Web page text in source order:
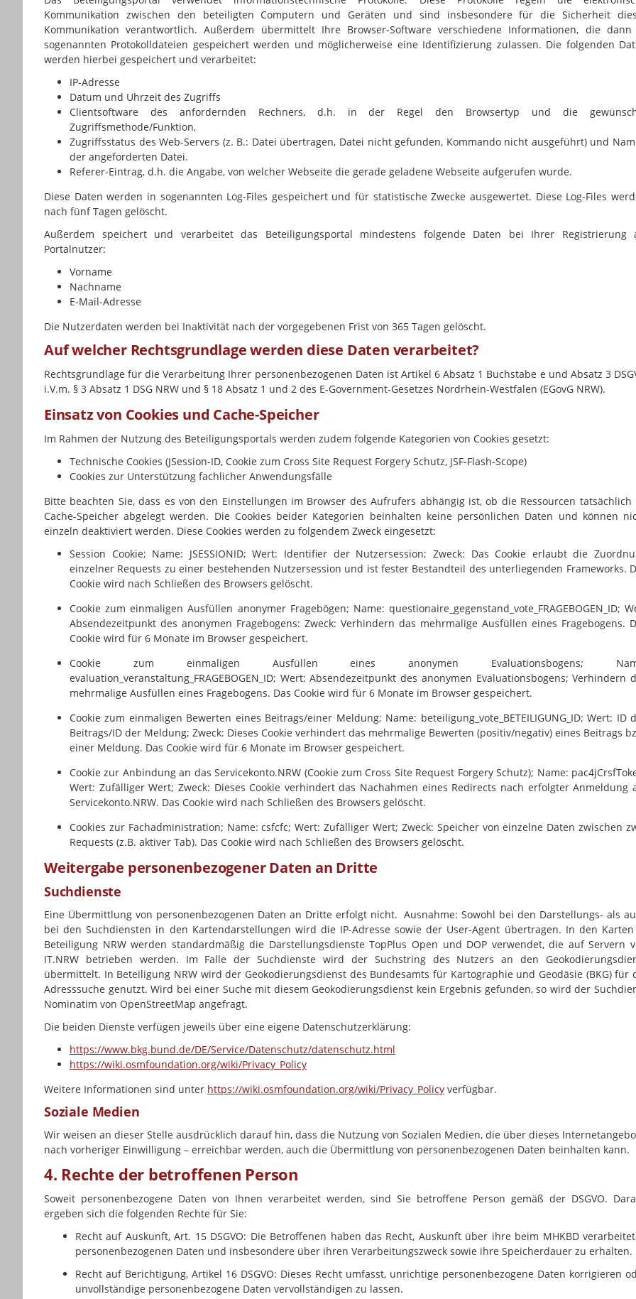
Kommunikation zwischen den beteiligten Computern und Geräten und sind insbesondere für die Sicherheit
Kommunikation verantwortlich. Außerdem übermittelt Ihre Browser-Software verschiedene Informationen, die dann
sogenannten Protokolldateien gespeichert werden und möglicherweise eine Identifizierung zulassen. Die folgenden
werden hierbei gespeichert und verarbeitet:
IP-Adresse
Datum und Uhrzeit des Zugriffs
Clientsoftware des anfordernden Rechners, d.h. in der Regel den Browsertyp und die
Zugriffsmethode/Funktion,
Zugriffsstatus des Web-Servers (z. B.: Datei übertragen, Datei nicht gefunden, Kommando nicht ausgeführt) und
der angeforderten Datei.
Referer-Eintrag, d.h. die Angabe, von welcher Webseite die gerade geladene Webseite aufgerufen wurde.
Diese Daten werden in sogenannten Log-Files gespeichert und für statistische Zwecke ausgewertet. Diese Log-Files
nach fünf Tagen gelöscht.
Außerdem speichert und verarbeitet das Beteiligungsportal mindestens folgende Daten bei Ihrer Registrierung
Portalnutzer:
Vorname
Nachname
E-Mail-Adresse
Die Nutzerdaten werden bei Inaktivität nach der vorgegebenen Frist von 365 Tagen gelöscht.
Auf welcher Rechtsgrundlage werden diese Daten verarbeitet?
Rechtsgrundlage für die Verarbeitung Ihrer personenbezogenen Daten ist Artikel 6 Absatz 1 Buchstabe e und Absatz 3
i.V.m. § 3 Absatz 1 DSG NRW und § 18 Absatz 1 und 2 des E-Government-Gesetzes Nordrhein-Westfalen (EGovG NRW).
Einsatz von Cookies und Cache-Speicher
Im Rahmen der Nutzung des Beteiligungsportals werden zudem folgende Kategorien von Cookies gesetzt:
Technische Cookies (JSession-ID, Cookie zum Cross Site Request Forgery Schutz, JSF-Flash-Scope)
Cookies zur Unterstützung fachlicher Anwendungsfälle
Bitte beachten Sie, dass es von den Einstellungen im Browser des Aufrufers abhängig ist, ob die Ressourcen tatsächlich
Cache-Speicher abgelegt werden. Die Cookies beider Kategorien beinhalten keine persönlichen Daten und können
einzeln deaktiviert werden. Diese Cookies werden zu folgendem Zweck eingesetzt:
Session Cookie; Name: JSESSIONID; Wert: Identifier der Nutzersession; Zweck: Das Cookie erlaubt die
einzelner Requests zu einer bestehenden Nutzersession und ist fester Bestandteil des unterliegenden Frameworks.
Cookie wird nach Schließen des Browsers gelöscht.
Cookie zum einmaligen Ausfüllen anonymer Fragebögen; Name: questionaire_gegenstand_vote_FRAGEBOGEN_ID;
Absendezeitpunkt des anonymen Fragebogens: Zweck: Verhindern das mehrmalige Ausfüllen eines Fragebogens.
Cookie wird für 6 Monate im Browser gespeichert.
Cookie zum einmaligen Ausfüllen eines anonymen Evaluationsbogens;
evaluation_veranstaltung_FRAGEBOGEN_ID; Wert: Absendezeitpunkt des anonymen Evaluationsbogens; Verhindern
mehrmalige Ausfüllen eines Fragebogens. Das Cookie wird für 6 Monate im Browser gespeichert.
Cookie zum einmaligen Bewerten eines Beitrags/einer Meldung; Name: beteiligung_vote_BETEILIGUNG_ID; Wert: ID
Beitrags/ID der Meldung; Zweck: Dieses Cookie verhindert das mehrmalige Bewerten (positiv/negativ) eines Beitrags
einer Meldung. Das Cookie wird für 6 Monate im Browser gespeichert.
Cookie zur Anbindung an das Servicekonto.NRW (Cookie zum Cross Site Request Forgery Schutz); Name:
Wert: Zufälliger Wert; Zweck: Dieses Cookie verhindert das Nachahmen eines Redirects nach erfolgter Anmeldung
Servicekonto.NRW. Das Cookie wird nach Schließen des Browsers gelöscht.
Cookies zur Fachadministration; Name: csfcfc; Wert: Zufälliger Wert; Zweck: Speicher von einzelne Daten zwischen
Requests (z.B. aktiver Tab). Das Cookie wird nach Schließen des Browsers gelöscht.
Weitergabe personenbezogener Daten an Dritte
Suchdienste
Eine Übermittlung von personenbezogenen Daten an Dritte erfolgt nicht. Ausnahme: Sowohl bei den Darstellungs- als
bei den Suchdiensten in den Kartendarstellungen wird die IP-Adresse sowie der User-Agent übertragen. In den
Beteiligung NRW werden standardmäßig die Darstellungsdienste TopPlus Open und DOP verwendet, die auf Servern
IT.NRW betrieben werden. Im Falle der Suchdienste wird der Suchstring des Nutzers an den
übermittelt. In Beteiligung NRW wird der Geokodierungsdienst des Bundesamts für Kartographie und Geodäsie (BKG) für
Adresssuche genutzt. Wird bei einer Suche mit diesem Geokodierungsdienst kein Ergebnis gefunden, so wird der
Nominatim von OpenStreetMap angefragt.
Die beiden Dienste verfügen jeweils über eine eigene Datenschutzerklärung:
https://www.bkg.bund.de/DE/Service/Datenschutz/datenschutz.html
https://wiki.osmfoundation.org/wiki/Privacy_Policy
Weitere Informationen sind unter https://wiki.osmfoundation.org/wiki/Privacy_Policy verfügbar.
Soziale Medien
Wir weisen an dieser Stelle ausdrücklich darauf hin, dass die Nutzung von Sozialen Medien, die über dieses
nach vorheriger Einwilligung – erreichbar werden, auch die Übermittlung von personenbezogenen Daten beinhalten kann.
4. Rechte der betroffenen Person
Soweit personenbezogene Daten von Ihnen verarbeitet werden, sind Sie betroffene Person gemäß der DSGVO.
ergeben sich die folgenden Rechte für Sie:
Recht auf Auskunft, Art. 15 DSGVO: Die Betroffenen haben das Recht, Auskunft über ihre beim MHKBD
personenbezogenen Daten und insbesondere über ihren Verarbeitungszweck sowie ihre Speicherdauer zu erhalten.
Recht auf Berichtigung, Artikel 16 DSGVO: Dieses Recht umfasst, unrichtige personenbezogene Daten korrigieren
unvollständige personenbezogene Daten vervollständigen zu lassen.